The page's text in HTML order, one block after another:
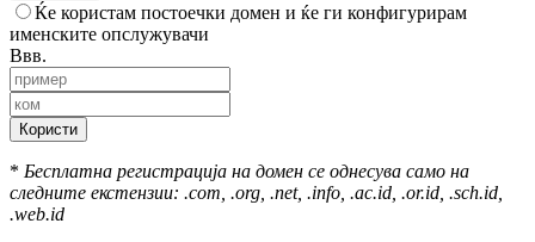
Ќе користам постоечки домен и ќе ги конфигурирам
именските опслужувачи
Ввв.
Користи
* Бесплатна регистрација на домен се однесува само на
следните екстензии: .com, .org, .net, .info, .ac.id, .or.id, .sch.id,
.web.id